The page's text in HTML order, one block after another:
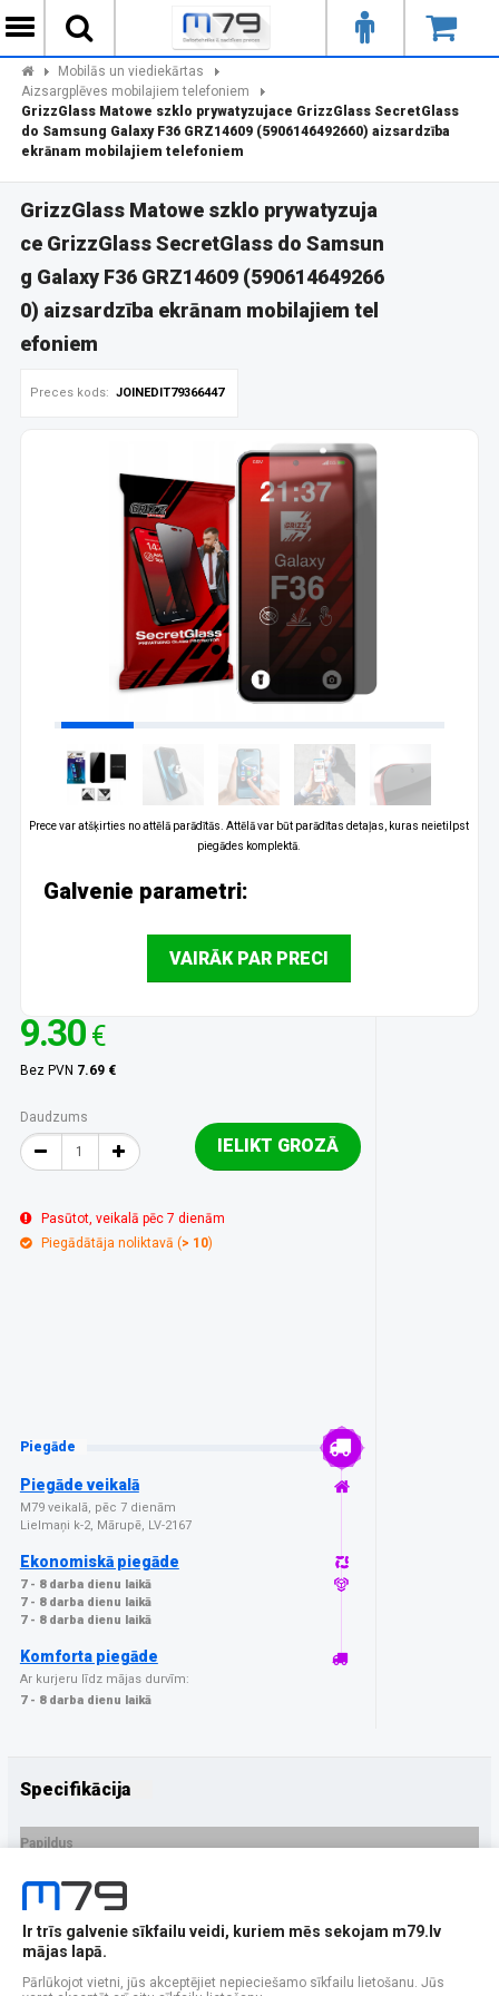
Mobilās un viediekārtas
Aizsargplēves mobilajiem telefoniem
GrizzGlass Matowe szklo prywatyzujace GrizzGlass SecretGlass
do Samsung Galaxy F36 GRZ14609 (5906146492660) aizsardzība
ekrānam mobilajiem telefoniem
GrizzGlass Matowe szklo prywatyzuja
ce GrizzGlass SecretGlass do Samsun
g Galaxy F36 GRZ14609 (590614649266
0) aizsardzība ekrānam mobilajiem tel
efoniem
Preces kods: JOINEDIT79366447
Prece var atšķirties no attēlā parādītās. Attēlā var būt parādītas detaļas, kuras neietilpst
piegādes komplektā.
Galvenie parametri:
VAIRĀK PAR PRECI
9.30 €
Bez PVN 7.69 €
Daudzums
IELIKT GROZĀ
Pasūtot, veikalā pēc 7 dienām
Piegādātāja noliktavā (> 10)
Piegāde
Piegāde veikalā
M79 veikalā, pēc 7 dienām
Lielmaņi k-2, Mārupē, LV-2167
Ekonomiskā piegāde
7 - 8 darba dienu laikā
7 - 8 darba dienu laikā
7 - 8 darba dienu laikā
Komforta piegāde
Ar kurjeru līdz mājas durvīm:
7 - 8 darba dienu laikā
Specifikācija
Papildus
Ražotājs
PRECES APRAKSTS
EAN - 5906146492660
Ir trīs galvenie sīkfailu veidi, kuriem mēs sekojam m79.lv
mājas lapā.
Pārlūkojot vietni, jūs akceptējiet nepieciešamo sīkfailu lietošanu. Jūs